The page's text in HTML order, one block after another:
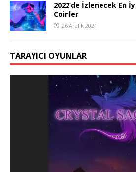
2022’de İzlenecek En
Coinler
26 Aralık 2021
TARAYICI OYUNLAR